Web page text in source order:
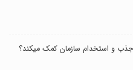
جذب و استخدام سازمان کمک میکند؟